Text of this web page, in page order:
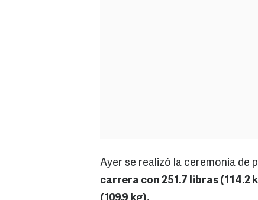
Ayer se realizó la ceremonia de
carrera con 251.7 libras